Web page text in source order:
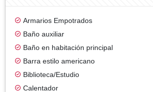
Armarios Empotrados
Baño auxiliar
Baño en habitación principal
Barra estilo americano
Biblioteca/Estudio
Calentador